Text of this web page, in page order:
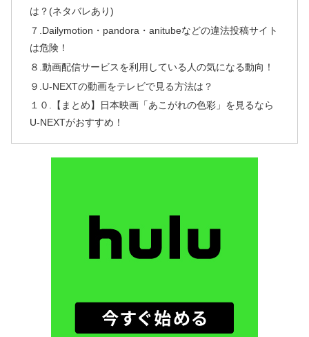
は？(ネタバレあり)
７.Dailymotion・pandora・anitubeなどの違法投稿サイト
は危険！
８.動画配信サービスを利用している人の気になる動向！
９.U-NEXTの動画をテレビで見る方法は？
１０.【まとめ】日本映画「あこがれの色彩」を見るなら
U-NEXTがおすすめ！